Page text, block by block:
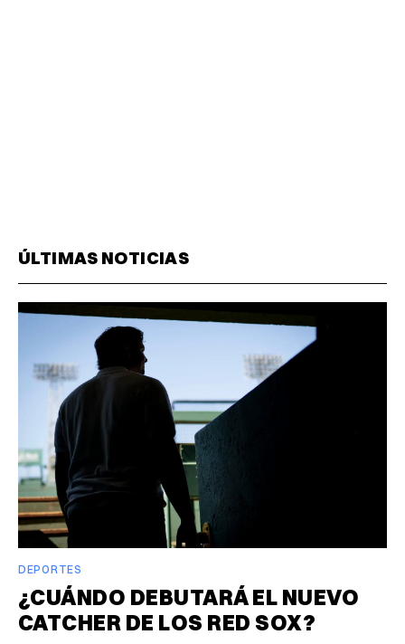
ÚLTIMAS NOTICIAS
DEPORTES
¿CUÁNDO DEBUTARÁ EL NUEVO
CATCHER DE LOS RED SOX?